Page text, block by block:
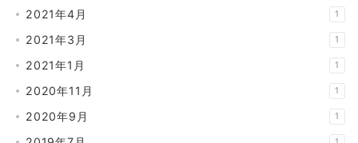
2021年4月 1
2021年3月 1
2021年1月 1
2020年11月 1
2020年9月 1